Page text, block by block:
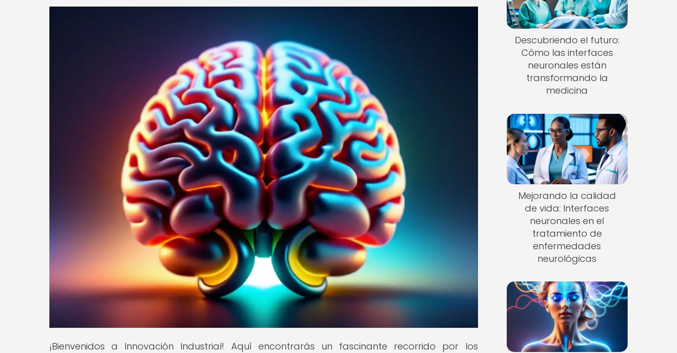
¡Bienvenidos a Innovación Industrial! Aquí encontrarás un fascinante recorrido por los
Descubriendo el futuro:
Cómo las interfaces
neuronales están
transformando la
medicina
Mejorando la calidad
de vida: Interfaces
neuronales en el
tratamiento de
enfermedades
neurológicas